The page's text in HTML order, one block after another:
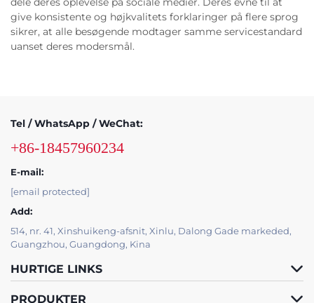
give konsistente og højkvalitets forklaringer på flere sprog
sikrer, at alle besøgende modtager samme servicestandard
uanset deres modersmål.
Tel / WhatsApp / WeChat:
+86-18457960234
E-mail:
[email protected]
Add:
514, nr. 41, Xinshuikeng-afsnit, Xinlu, Dalong Gade markeded,
Guangzhou, Guangdong, Kina
HURTIGE LINKS
PRODUKTER